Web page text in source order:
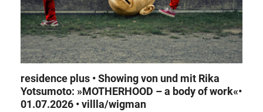
residence plus • Showing von und mit Rika
Yotsumoto: »MOTHERHOOD – a body of work«•
01.07.2026 • villla/wigman